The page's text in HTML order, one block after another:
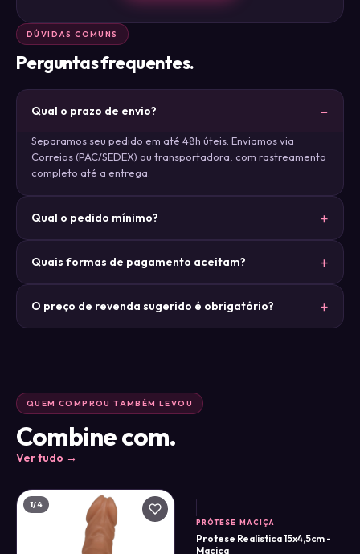
DÚVIDAS COMUNS
Perguntas frequentes.
Qual o prazo de envio?
Separamos seu pedido em até 48h úteis. Enviamos via
Correios (PAC/SEDEX) ou transportadora, com rastreamento
completo até a entrega.
Qual o pedido mínimo?
Quais formas de pagamento aceitam?
O preço de revenda sugerido é obrigatório?
QUEM COMPROU TAMBÉM LEVOU
Combine com.
Ver tudo →
1/4
PRÓTESE MACIÇA
Protese Realistica 15x4,5cm -
Maciça